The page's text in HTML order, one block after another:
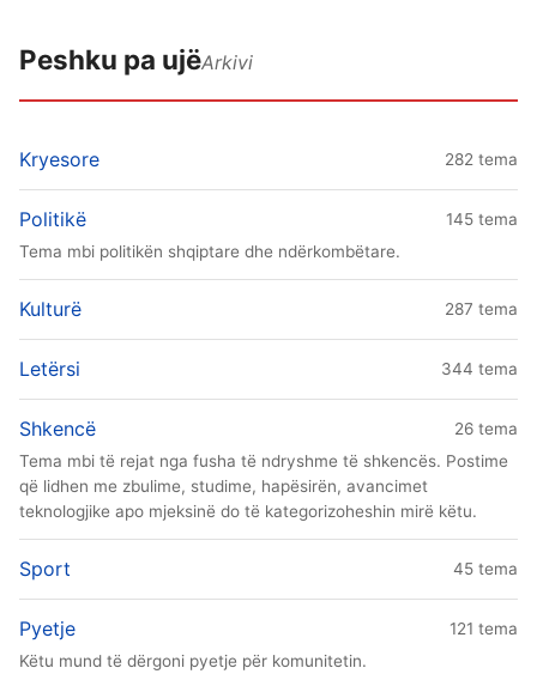
Peshku pa ujëArkivi
Kryesore 282 tema
Politikë
145 tema
Tema mbi politikën shqiptare dhe ndërkombëtare.
Kulturë 287 tema
Letërsi 344 tema
Shkencë
26 tema
Tema mbi të rejat nga fusha të ndryshme të shkencës. Postime
që lidhen me zbulime, studime, hapësirën, avancimet
teknologjike apo mjeksinë do të kategorizoheshin mirë këtu.
Sport 45 tema
Pyetje
121 tema
Këtu mund të dërgoni pyetje për komunitetin.